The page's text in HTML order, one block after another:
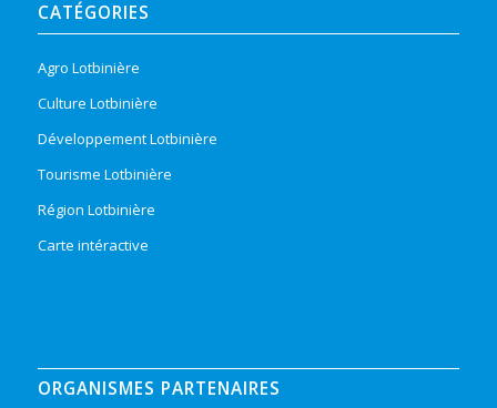
CATÉGORIES
Agro Lotbinière
Culture Lotbinière
Développement Lotbinière
Tourisme Lotbinière
Région Lotbinière
Carte intéractive
ORGANISMES PARTENAIRES